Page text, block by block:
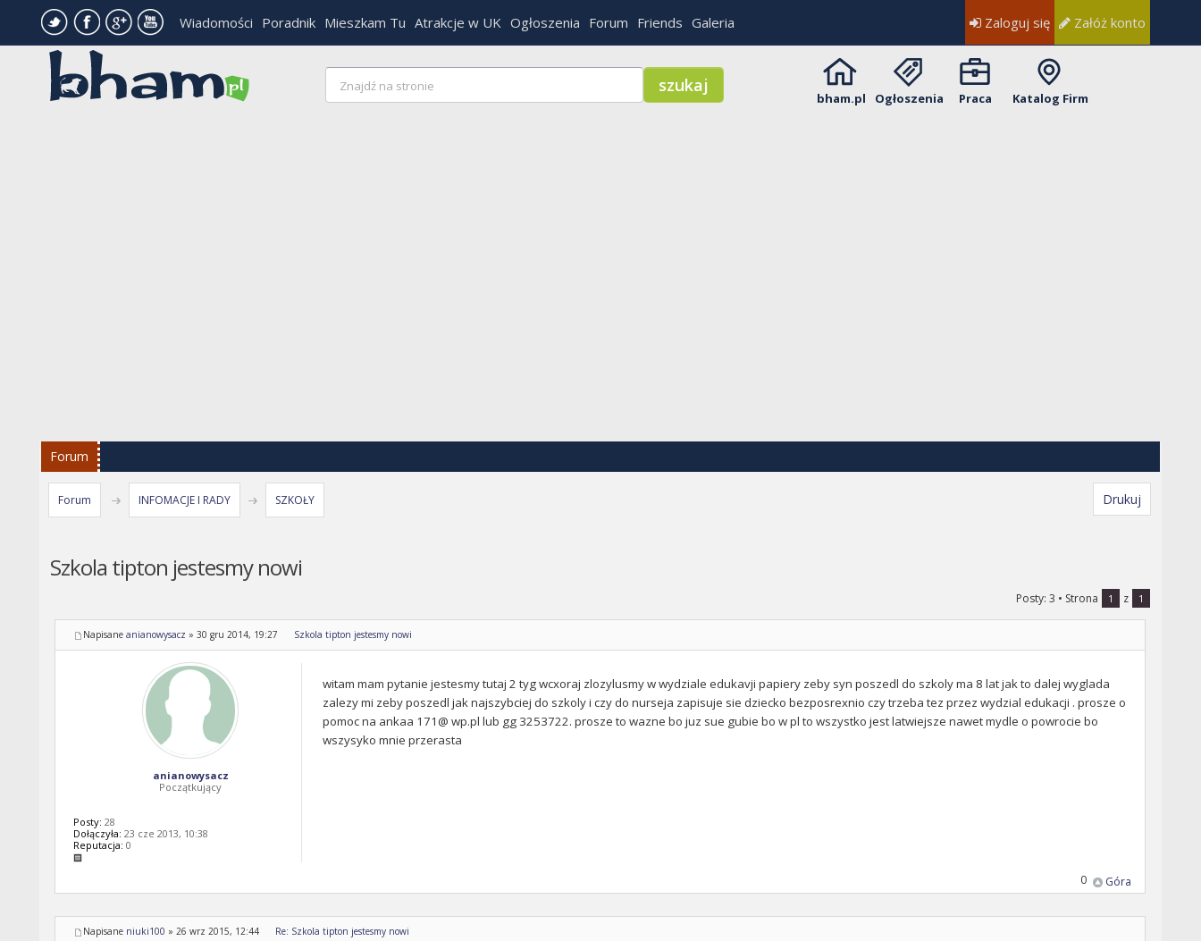
Wiadomości Poradnik Mieszkam Tu Atrakcje w UK Ogłoszenia Forum Friends Galeria Zaloguj się Załóż konto
bham.pl Ogłoszenia Praca Katalog Firm
Forum
Forum INFOMACJE I RADY SZKOŁY Drukuj
Szkola tipton jestesmy nowi
Posty: 3 • Strona 1 z 1
Napisane anianowysacz » 30 gru 2014, 19:27 Szkola tipton jestesmy nowi
witam mam pytanie jestesmy tutaj 2 tyg wcxoraj zlozylusmy w wydziale edukavji papiery zeby syn poszedl do szkoly ma 8 lat jak to dalej wyglada
zalezy mi zeby poszedl jak najszybciej do szkoly i czy do nurseja zapisuje sie dziecko bezposrexnio czy trzeba tez przez wydzial edukacji . prosze o
pomoc na ankaa 171@ wp.pl lub gg 3253722. prosze to wazne bo juz sue gubie bo w pl to wszystko jest latwiejsze nawet mydle o powrocie bo
wszysyko mnie przerasta
anianowysacz
Początkujący
Posty: 28
Dołączyła: 23 cze 2013, 10:38
Reputacja: 0
Góra
0
Napisane niuki100 » 26 wrz 2015, 12:44 Re: Szkola tipton jestesmy nowi